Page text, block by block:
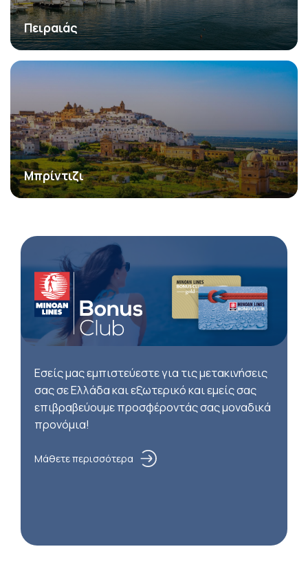
Πειραιάς
Μπρίντιζι
Εσείς μας εμπιστεύεστε για τις μετακινήσεις
σας σε Ελλάδα και εξωτερικό και εμείς σας
επιβραβεύουμε προσφέροντάς σας μοναδικά
προνόμια!
Μάθετε περισσότερα